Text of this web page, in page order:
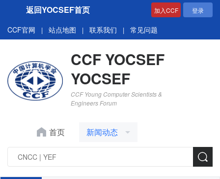
返回YOCSEF首页 加入CCF 登录
CCF官网 | 站点地图 | 联系我们 | 常见问题
CCF YOCSEF
YOCSEF
CCF Young Computer Scientists &
Engineers Forum
首页 新闻动态